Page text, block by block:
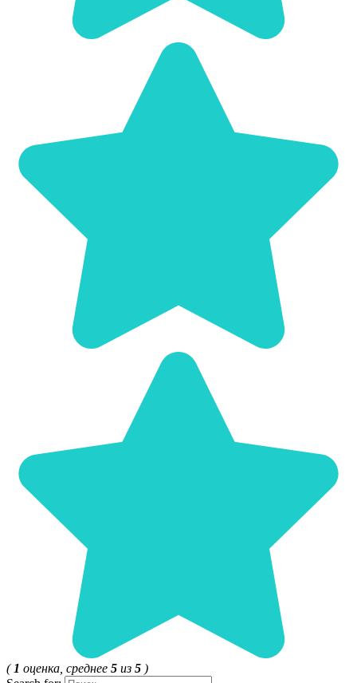
( 1 оценка, среднее 5 из 5 )